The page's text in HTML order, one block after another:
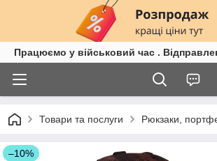
Працюємо у військовий час .
Товари та послуги Рюкзаки,
–10%